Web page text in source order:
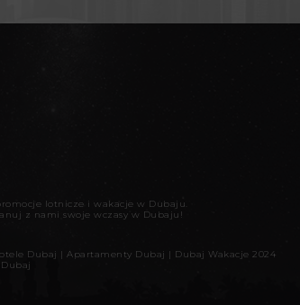
lotnicze i wakacje w Dubaju
z nami swoje wczasy w Dubaju!
Dubaj | Apartamenty Dubaj | Dubaj Wakacje 2024